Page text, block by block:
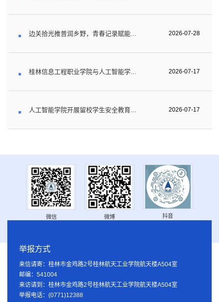
边关拾光推普润乡野，青春记录赋能... 2026-07-28
桂林信息工程职业学院与人工智能学... 2026-07-17
人工智能学院开展留校学生安全教育... 2026-07-17
微信 微博 抖音
举报方式
来信请寄：桂林市金鸡路2号桂林航天工业学院航天楼A504室
邮编：541004
来访请到：桂林市金鸡路2号桂林航天工业学院航天楼A504室
举报电话：(0771)12388